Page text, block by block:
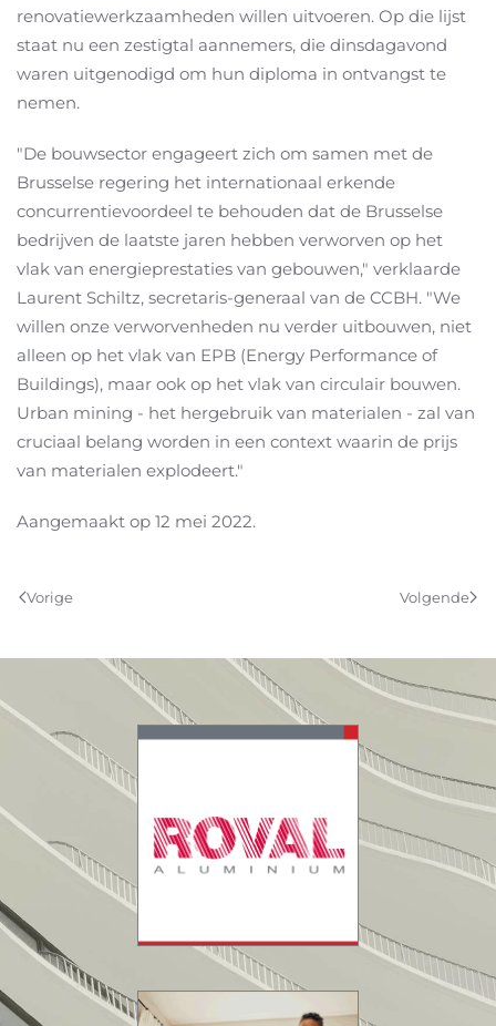
renovatiewerkzaamheden willen uitvoeren. Op die lijst
staat nu een zestigtal aannemers, die dinsdagavond
waren uitgenodigd om hun diploma in ontvangst te
nemen.
"De bouwsector engageert zich om samen met de
Brusselse regering het internationaal erkende
concurrentievoordeel te behouden dat de Brusselse
bedrijven de laatste jaren hebben verworven op het
vlak van energieprestaties van gebouwen," verklaarde
Laurent Schiltz, secretaris-generaal van de CCBH. "We
willen onze verworvenheden nu verder uitbouwen, niet
alleen op het vlak van EPB (Energy Performance of
Buildings), maar ook op het vlak van circulair bouwen.
Urban mining - het hergebruik van materialen - zal van
cruciaal belang worden in een context waarin de prijs
van materialen explodeert."
Aangemaakt op 12 mei 2022.
Vorige Volgende